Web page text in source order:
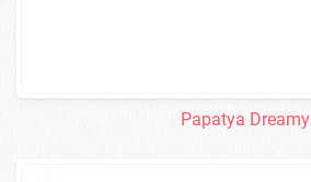
Papatya Dreamy